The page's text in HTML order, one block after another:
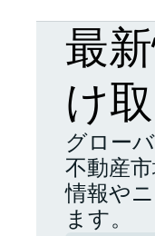
最
け
グロー
不動産
情報や
ます。